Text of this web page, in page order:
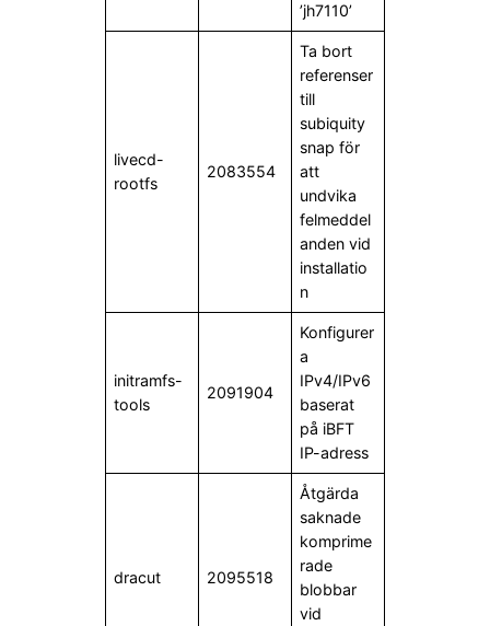
’jh7110’
livecd-
rootfs
2083554
Ta bort
referenser
till
subiquity
snap för
att
undvika
felmeddel
anden vid
installatio
n
initramfs-
tools
2091904
Konfigurer
a
IPv4/IPv6
baserat
på iBFT
IP-adress
dracut 2095518
Åtgärda
saknade
komprime
rade
blobbar
vid